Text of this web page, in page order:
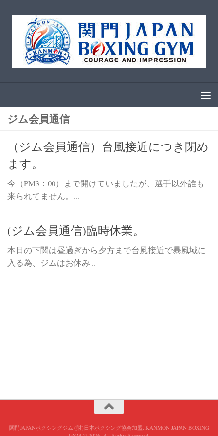
コンテンツへスキップ
ジム会員通信
（ジム会員通信）台風接近につき閉め
ます。
今（PM3：00）まで開けていましたが、選手以外誰も
来られてません。...
(ジム会員通信)臨時休業。
本日の下関は昼過ぎから夕方まで台風接近で暴風域に
入る為、ジムはお休み...
関門JAPANボクシングジム (財)日本ボクシング協会加盟. KANMON JAPAN BOXING